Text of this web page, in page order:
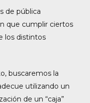
de pública
que cumplir ciertos
los distintos
buscaremos la
utilizando un
de un “caja”